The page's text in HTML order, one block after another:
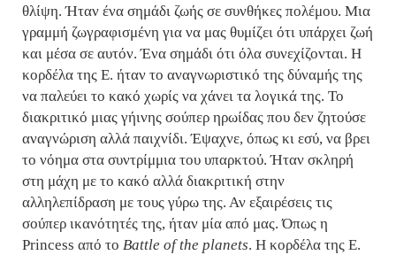
θλίψη. Ήταν ένα σημάδι ζωής σε συνθήκες πολέμου. Μια
γραμμή ζωγραφισμένη για να μας θυμίζει ότι υπάρχει ζωή
και μέσα σε αυτόν. Ένα σημάδι ότι όλα συνεχίζονται. Η
κορδέλα της Ε. ήταν το αναγνωριστικό της δύναμής της
να παλεύει το κακό χωρίς να χάνει τα λογικά της. Το
διακριτικό μιας γήινης σούπερ ηρωίδας που δεν ζητούσε
αναγνώριση αλλά παιχνίδι. Έψαχνε, όπως κι εσύ, να βρει
το νόημα στα συντρίμμια του υπαρκτού. Ήταν σκληρή
στη μάχη με το κακό αλλά διακριτική στην
αλληλεπίδραση με τους γύρω της. Αν εξαιρέσεις τις
σούπερ ικανότητές της, ήταν μία από μας. Όπως η
Princess από το Battle of the planets. Η κορδέλα της Ε.